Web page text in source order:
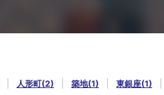
人形町(2) 築地(1) 東銀座(1)